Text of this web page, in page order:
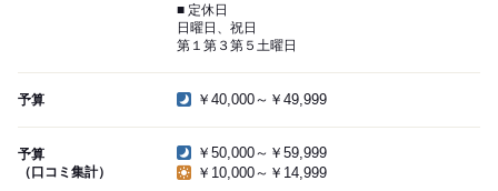
■ 定休日
日曜日、祝日
第１第３第５土曜日
予算 ￥40,000～￥49,999
予算
（口コミ集計）
￥50,000～￥59,999
￥10,000～￥14,999